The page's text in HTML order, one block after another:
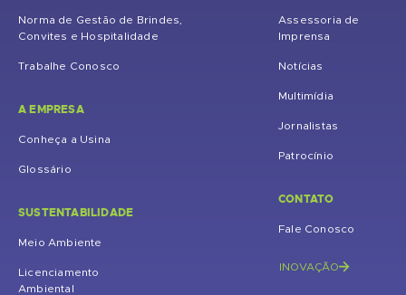
Norma de Gestão de Brindes,
Convites e Hospitalidade
Trabalhe Conosco
A EMPRESA
Conheça a Usina
Glossário
SUSTENTABILIDADE
Meio Ambiente
Licenciamento
Ambiental
Assessoria de
Imprensa
Notícias
Multimídia
Jornalistas
Patrocínio
CONTATO
Fale Conosco
INOVAÇÃO